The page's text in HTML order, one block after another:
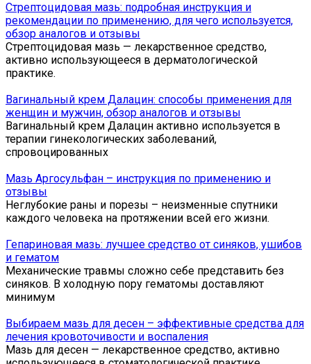
Стрептоцидовая мазь: подробная инструкция и
рекомендации по применению, для чего используется,
обзор аналогов и отзывы
Стрептоцидовая мазь — лекарственное средство,
активно использующееся в дерматологической
практике.
Вагинальный крем Далацин: способы применения для
женщин и мужчин, обзор аналогов и отзывы
Вагинальный крем Далацин активно используется в
терапии гинекологических заболеваний,
спровоцированных
Мазь Аргосульфан – инструкция по применению и
отзывы
Неглубокие раны и порезы – неизменные спутники
каждого человека на протяжении всей его жизни.
Гепариновая мазь: лучшее средство от синяков, ушибов
и гематом
Механические травмы сложно себе представить без
синяков. В холодную пору гематомы доставляют
минимум
Выбираем мазь для десен – эффективные средства для
лечения кровоточивости и воспаления
Мазь для десен — лекарственное средство, активно